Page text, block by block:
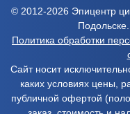
© 2012-2026 Эпицентр
Политика обработки
Сайт носит
каких условиях цены,
публичной офертой